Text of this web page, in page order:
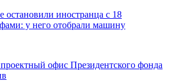
остановили иностранца с 18
у него отобрали машину
офис Президентского фонда